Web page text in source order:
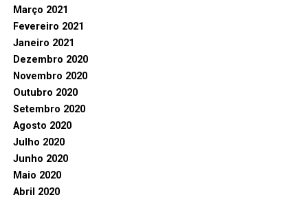
Março 2021
Fevereiro 2021
Janeiro 2021
Dezembro 2020
Novembro 2020
Outubro 2020
Setembro 2020
Agosto 2020
Julho 2020
Junho 2020
Maio 2020
Abril 2020